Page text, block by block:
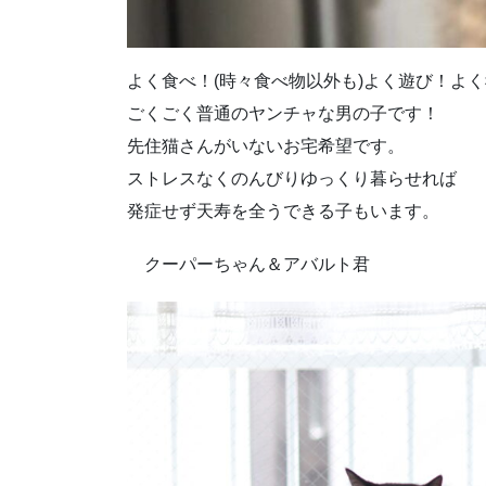
よく食べ！(時々食べ物以外も)よく遊び！よ
ごくごく普通のヤンチャな男の子です！
先住猫さんがいないお宅希望です。
ストレスなくのんびりゆっくり暮らせれば
発症せず天寿を全うできる子もいます。
クーパーちゃん＆アバルト君